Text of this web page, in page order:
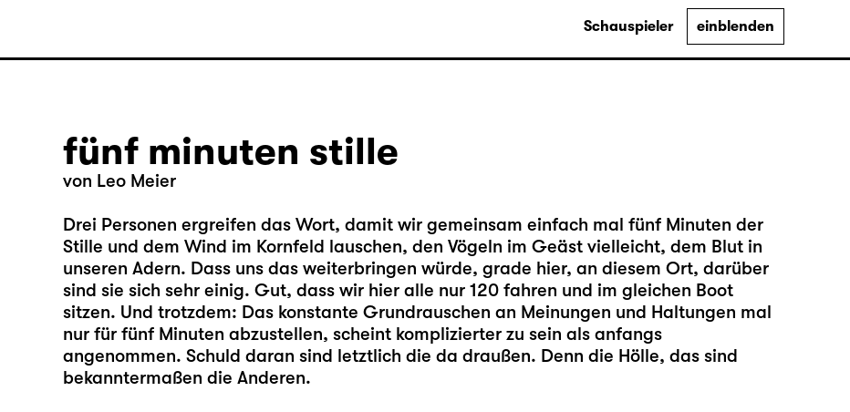
Schauspieler einblenden
fünf minuten stille
von Leo Meier
Drei Personen ergreifen das Wort, damit wir gemeinsam einfach mal fünf Minuten der
Stille und dem Wind im Kornfeld lauschen, den Vögeln im Geäst vielleicht, dem Blut in
unseren Adern. Dass uns das weiterbringen würde, grade hier, an diesem Ort, darüber
sind sie sich sehr einig. Gut, dass wir hier alle nur 120 fahren und im gleichen Boot
sitzen. Und trotzdem: Das konstante Grundrauschen an Meinungen und Haltungen mal
nur für fünf Minuten abzustellen, scheint komplizierter zu sein als anfangs
angenommen. Schuld daran sind letztlich die da draußen. Denn die Hölle, das sind
bekanntermaßen die Anderen.